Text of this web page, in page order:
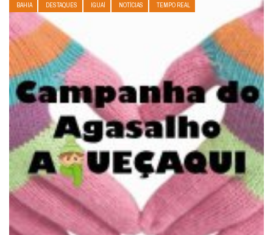
BAHIA DESTAQUES IGUAÍ NOTÍCIAS TEMPO REAL